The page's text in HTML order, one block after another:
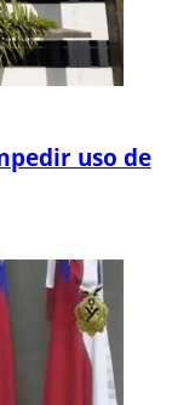
uso de